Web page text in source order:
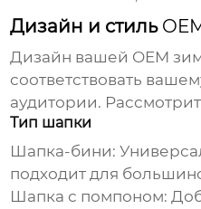
Дизайн и стиль
Дизайн вашей OEM
соответствовать
аудитории.
Тип шапки
Шапка-бини:
подходит для
Шапка с помпоном: